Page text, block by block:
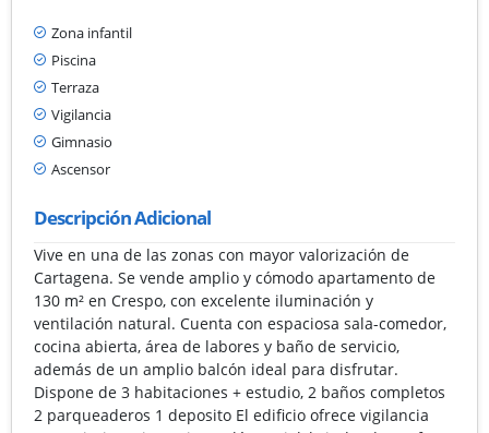
Zona infantil
Piscina
Terraza
Vigilancia
Gimnasio
Ascensor
Descripción Adicional
Vive en una de las zonas con mayor valorización de
Cartagena. Se vende amplio y cómodo apartamento de
130 m² en Crespo, con excelente iluminación y
ventilación natural. Cuenta con espaciosa sala-comedor,
cocina abierta, área de labores y baño de servicio,
además de un amplio balcón ideal para disfrutar.
Dispone de 3 habitaciones + estudio, 2 baños completos
2 parqueaderos 1 deposito El edificio ofrece vigilancia